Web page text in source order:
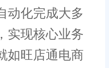
动化完成大多
实现核心业务
如旺店通电商